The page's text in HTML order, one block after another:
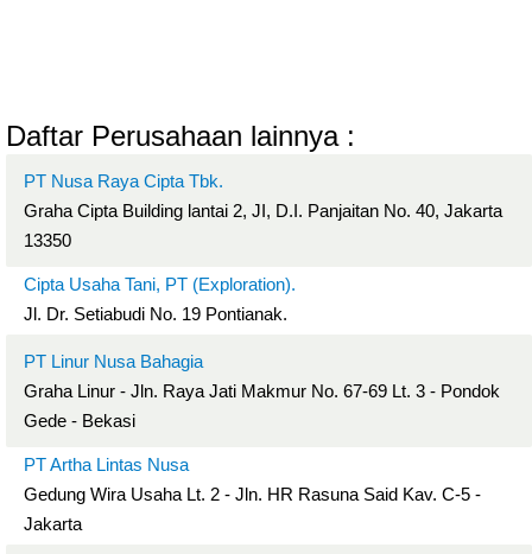
Daftar Perusahaan lainnya :
PT Nusa Raya Cipta Tbk.
Graha Cipta Building lantai 2, JI, D.I. Panjaitan No. 40, Jakarta
13350
Cipta Usaha Tani, PT (Exploration).
Jl. Dr. Setiabudi No. 19 Pontianak.
PT Linur Nusa Bahagia
Graha Linur - Jln. Raya Jati Makmur No. 67-69 Lt. 3 - Pondok
Gede - Bekasi
PT Artha Lintas Nusa
Gedung Wira Usaha Lt. 2 - Jln. HR Rasuna Said Kav. C-5 -
Jakarta